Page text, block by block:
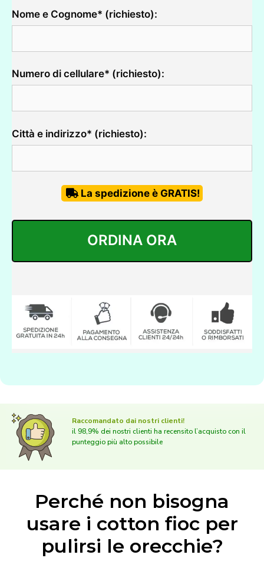
Nome e Cognome* (richiesto):
Numero di cellulare* (richiesto):
Città e indirizzo* (richiesto):
La spedizione è GRATIS!
Raccomandato dai nostri clienti!
il 98,9% dei nostri clienti ha recensito l’acquisto con il
punteggio più alto possibile
Perché non bisogna
usare i cotton fioc per
pulirsi le orecchie?